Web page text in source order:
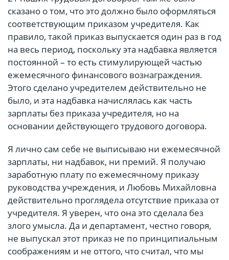
сказано о том, что это должно было оформляться
соответствующим приказом учредителя. Как
правило, такой приказ выпускается один раз в год
на весь период, поскольку эта надбавка является
постоянной – то есть стимулирующей частью
ежемесячного финансового вознаграждения.
Этого сделано учредителем действительно не
было, и эта надбавка начислялась как часть
зарплаты без приказа учредителя, но на
основании действующего трудового договора.
Я лично сам себе не выписываю ни ежемесячной
зарплаты, ни надбавок, ни премий. Я получаю
заработную плату по ежемесячному приказу
руководства учреждения, и Любовь Михайловна
действительно проглядела отсутствие приказа от
учредителя. Я уверен, что она это сделала без
злого умысла. Да и департамент, честно говоря,
не выпускал этот приказ не по принципиальным
соображениям и не оттого, что считал, что мы